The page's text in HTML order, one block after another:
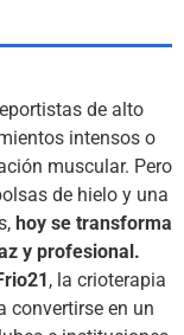
de alto
intensos o
muscular. Pero
de hielo y una
hoy se transforma
y profesional.
, la crioterapia
convertirse en un